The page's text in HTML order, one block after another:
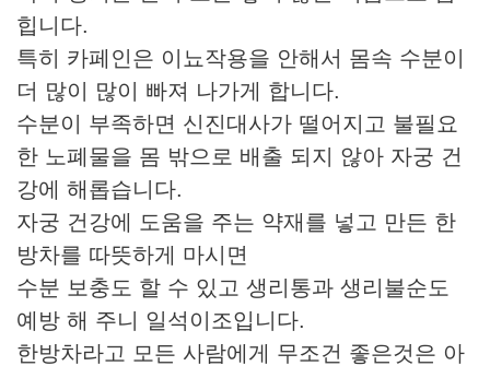
힙니다.
특히 카페인은 이뇨작용을 안해서 몸속 수분이
더 많이 많이 빠져 나가게 합니다.
수분이 부족하면 신진대사가 떨어지고 불필요
한 노폐물을 몸 밖으로 배출 되지 않아 자궁 건
강에 해롭습니다.
자궁 건강에 도움을 주는 약재를 넣고 만든 한
방차를 따뜻하게 마시면
수분 보충도 할 수 있고 생리통과 생리불순도
예방 해 주니 일석이조입니다.
한방차라고 모든 사람에게 무조건 좋은것은 아